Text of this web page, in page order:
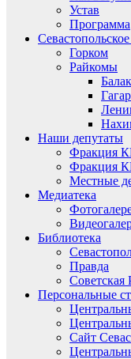
Устав
Программа
Горком
Райкомы
Наши депутаты
Фракция
Фракция
Местные
Медиатека
Библиотека
Правда
Советская
Персональные
Сайт